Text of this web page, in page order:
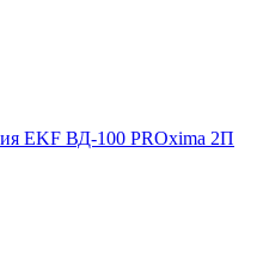
EKF ВД-100 PROxima 2П